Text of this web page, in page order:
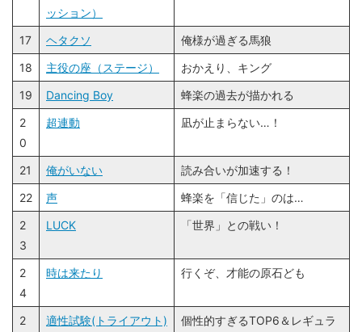
ッション）
17 ヘタクソ
俺様が過ぎる馬狼
18
主役の座（ステージ）
おかえり、キング
19
Dancing Boy
蜂楽の過去が描かれる
2
0
超連動 凪が止まらない…！
21 俺がいない
読み合いが加速する！
22
声
蜂楽を「信じた」のは…
2
3
LUCK 「世界」との戦い！
2
4
時は来たり 行くぞ、才能の原石ども
2
適性試験(トライアウト)
個性的すぎるTOP6＆レギュラ